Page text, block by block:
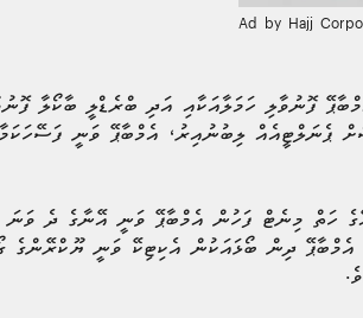
Ad by Hajj
ފޮނުވާލި ހަމަލާއަކާއި އަދި ބްރެޑްލީ ބާކޯލާ
55 ވަނަ މިނެޓުގައި ފްރާންސަށް ޕެނަލްޓީއެއް ލިބުނުއިރު، އެމްބާޕޭ
ޖެހީ އޮލިސޭއެވެ. އޭގެ ހަތް މިނެޓް ފަހުން އެމްބާޕޭ ވަނީ
އެމްބާޕޭ ދިން ބޯޅައަކުން އެކިޓިކޭ ވަނީ ޔޫކްރޭންގެ